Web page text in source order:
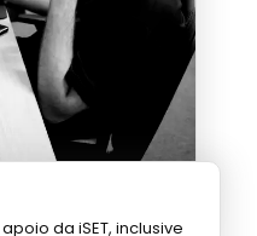
da iSET, inclusive